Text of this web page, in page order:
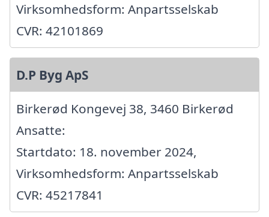
Virksomhedsform: Anpartsselskab
CVR: 42101869
D.P Byg ApS
Birkerød Kongevej 38, 3460 Birkerød
Ansatte:
Startdato: 18. november 2024,
Virksomhedsform: Anpartsselskab
CVR: 45217841